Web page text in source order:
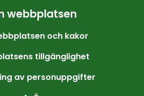
webbplatsen
och kakor
tillgänglighet
av personuppgifter